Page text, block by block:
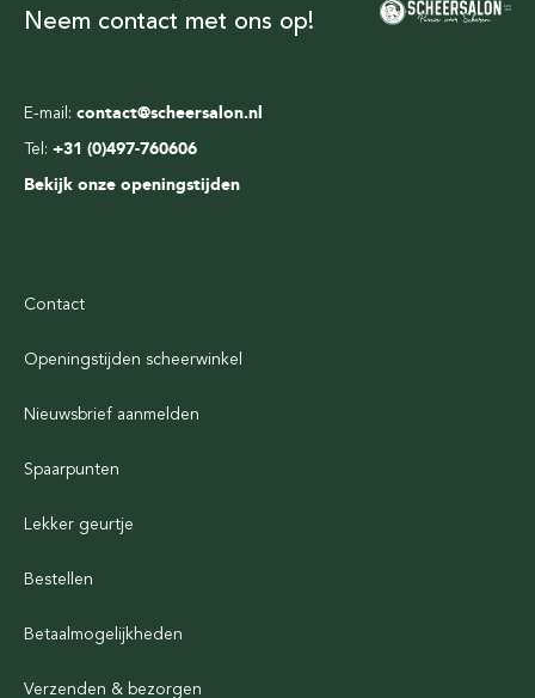
E-mail: contact@scheersalon.nl
Tel: +31 (0)497-760606
Bekijk onze openingstijden
Neem contact met ons op!
Contact
Openingstijden scheerwinkel
Nieuwsbrief aanmelden
Spaarpunten
Lekker geurtje
Bestellen
Betaalmogelijkheden
Verzenden & bezorgen